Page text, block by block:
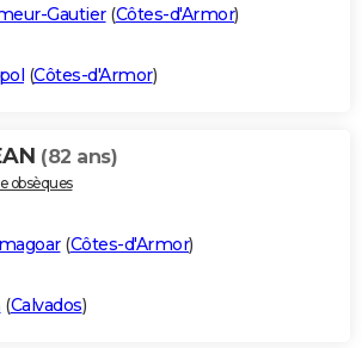
Gautier(Côtes-d'Armor)
(Côtes-d'Armor)
(82 ans)
obsèques
(Côtes-d'Armor)
(Calvados)